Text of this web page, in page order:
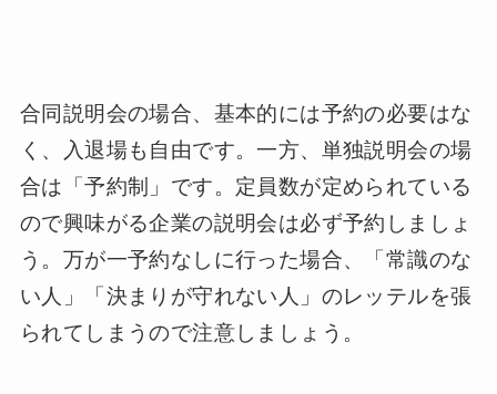
合同説明会の場合、基本的には予約の必要はな
く、入退場も自由です。一方、単独説明会の場
合は「予約制」です。定員数が定められている
ので興味がる企業の説明会は必ず予約しましょ
う。万が一予約なしに行った場合、「常識のな
い人」「決まりが守れない人」のレッテルを張
られてしまうので注意しましょう。